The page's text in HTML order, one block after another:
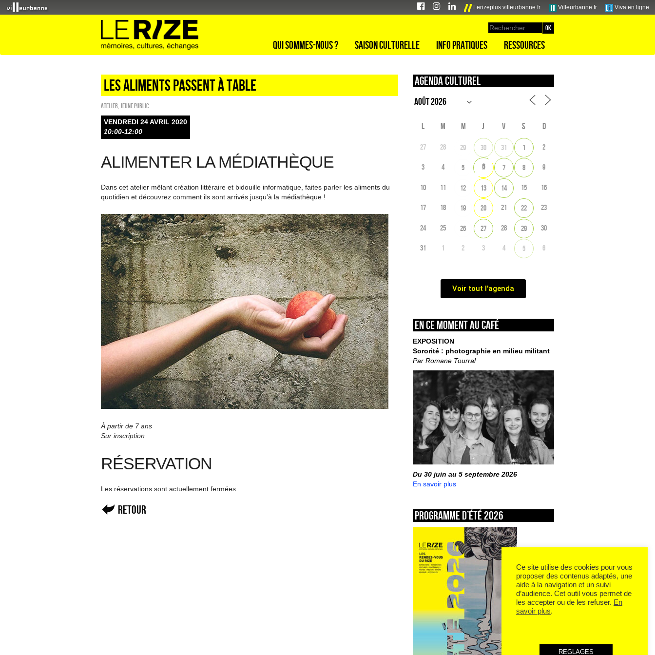
Lerizeplus.villeurbanne.fr Villeurbanne.fr Viva en ligne
Qui sommes-nous ? Saison culturelle Info pratiques Ressources
Les aliments passent à table
Atelier Jeune public
VENDREDI 24 AVRIL 2020
10:00-12:00
ALIMENTER LA MÉDIATHÈQUE
Dans cet atelier mêlant création littéraire et bidouille informatique, faites parler les aliments du
quotidien et découvrez comment ils sont arrivés jusqu’à la médiathèque !
À partir de 7 ans
Sur inscription
RÉSERVATION
Les réservations sont actuellement fermées.
Retour
Agenda culturel
L M M J V S D
27 28 29 30 31 1 2
3 4 5 6 7 8 9
10 11 12 13 14 15 16
17 18 19 20 21 22 23
24 25 26 27 28 29 30
31 1 2 3 4 5 6
Voir tout l'agenda
En ce moment au café
EXPOSITION
Sororité : photographie en milieu militant
Par Romane Tourral
Du 30 juin au 5 septembre 2026
En savoir plus
Programme d’été 2026
Ce site utilise des cookies pour vous
proposer des contenus adaptés, une
aide à la navigation et un suivi
d’audience. Cet outil vous permet de
les accepter ou de les refuser. En
savoir plus.
REGLAGES